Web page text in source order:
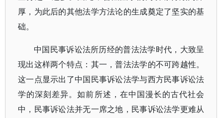
厚，为此后的其他法学方法论的生成奠定了坚实的基
础。
中国民事诉讼法所历经的普法法学时代，大致呈
现出这样两个特点：其一，普法法学的不可跨越性。
这一点显示出了中国民事诉讼法学与西方民事诉讼法
学的深刻差异。如前所述，在中国漫长的古代社会
中，民事诉讼法并无一席之地，民事诉讼法学更难从